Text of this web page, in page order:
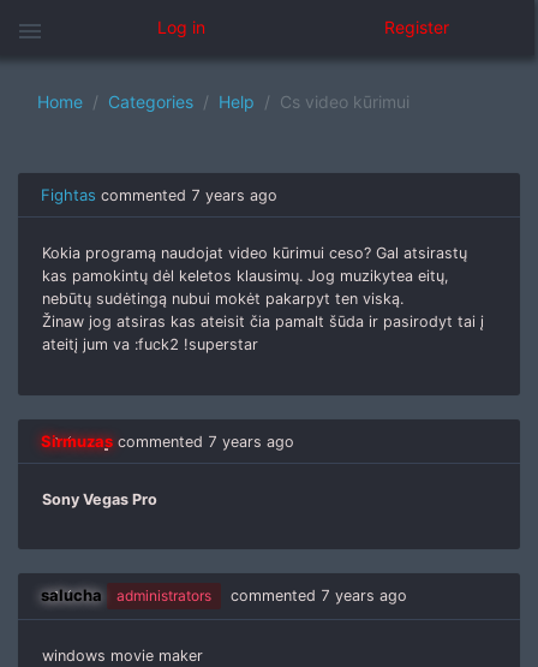
menu Log in Register
Home Categories Help Cs video kūrimui
Fightas commented 7 years ago
Kokia programą naudojat video kūrimui ceso? Gal atsirastų
kas pamokintų dėl keletos klausimų. Jog muzikytea eitų,
nebūtų sudėtingą nubui mokėt pakarpyt ten viską.
Žinaw jog atsiras kas ateisit čia pamalt šūda ir pasirodyt tai į
ateitį jum va :fuck2 !superstar
Sirmuzas commented 7 years ago
Sony Vegas Pro
salucha administrators commented 7 years ago
windows movie maker